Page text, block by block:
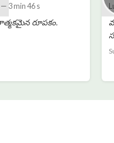
— 3 min 46 s
రూపకం.